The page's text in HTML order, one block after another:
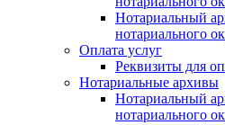
Нотариальный
нотариального
Оплата услуг
Реквизиты для
Нотариальные архивы
Нотариальный
нотариального